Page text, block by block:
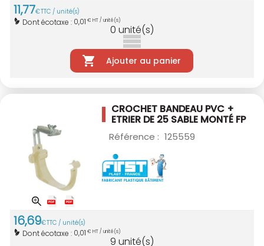
11,77€TTC / unité(s)
Dont écotaxe : 0,01 € HT / unité(s)
0 unité(s)
Ajouter au panier
CROCHET BANDEAU PVC +
ETRIER DE 25 SABLE MONTÉ FP
Référence : 125559
16,69€TTC / unité(s)
Dont écotaxe : 0,01 € HT / unité(s)
9 unité(s)